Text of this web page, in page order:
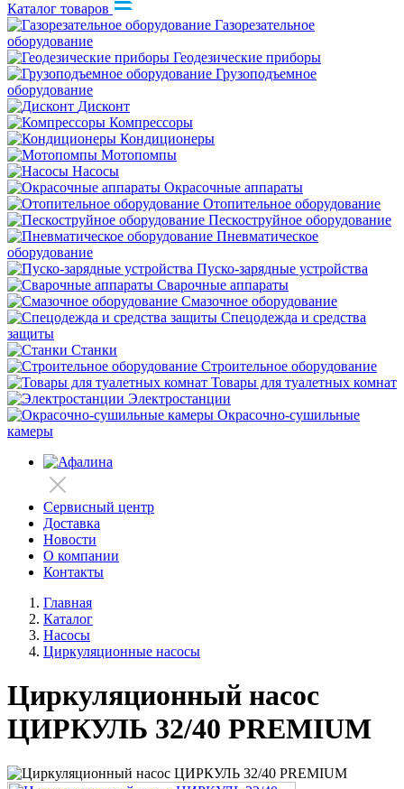
Каталог товаров
Газорезательное
оборудование
Геодезические приборы
Грузоподъемное
оборудование
Дисконт
Компрессоры
Кондиционеры
Мотопомпы
Насосы
Окрасочные аппараты
Отопительное оборудование
Пескоструйное оборудование
Пневматическое
оборудование
Пуско-зарядные устройства
Сварочные аппараты
Смазочное оборудование
Спецодежда и средства
защиты
Станки
Строительное оборудование
Товары для туалетных комнат
Электростанции
Окрасочно-сушильные
камеры
Сервисный центр
Доставка
Новости
О компании
Контакты
Главная
Каталог
Насосы
Циркуляционные насосы
Циркуляционный насос
ЦИРКУЛЬ 32/40 PREMIUM